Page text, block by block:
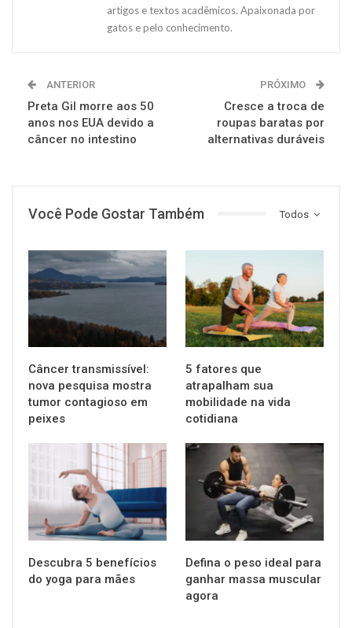
artigos e textos acadêmicos. Apaixonada por
gatos e pelo conhecimento.
ANTERIOR
Preta Gil morre aos 50
anos nos EUA devido a
câncer no intestino
PRÓXIMO
Cresce a troca de
roupas baratas por
alternativas duráveis
Todos
Você Pode Gostar Também
SAÚDE
Câncer transmissível:
nova pesquisa mostra
tumor contagioso em
peixes
5 fatores que
atrapalham sua
mobilidade na vida
cotidiana
Descubra 5 benefícios
do yoga para mães
SAÚDE
Defina o peso ideal para
ganhar massa muscular
agora